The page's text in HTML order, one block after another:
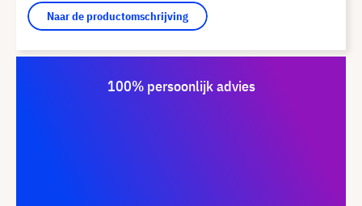
Naar de productomschrijving
100% persoonlijk advies